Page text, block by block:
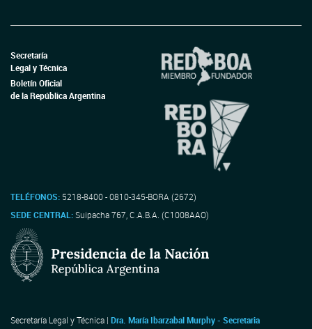
Secretaría
Legal y Técnica
Boletín Oficial
de la República Argentina
TELÉFONOS: 5218-8400 - 0810-345-BORA (2672)
SEDE CENTRAL:Suipacha 767, C.A.B.A. (C1008AAO)
Secretaría Legal y Técnica | Dra. María Ibarzabal Murphy - Secretaria